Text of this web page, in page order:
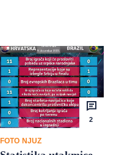
2
FOTO NJUZ